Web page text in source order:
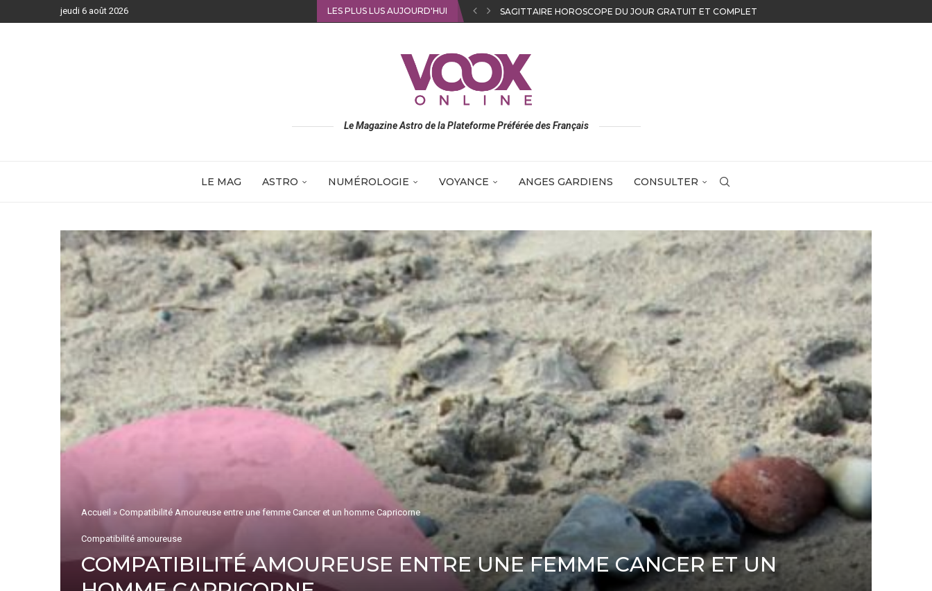
jeudi 6 août 2026 LES PLUS LUS AUJOURD'HUI VIERGE HOROSCOPE DE JOUR GRATUIT ET COMPLET
Le Magazine Astro de la Plateforme Préférée des Français
LE MAG ASTRO NUMÉROLOGIE VOYANCE ANGES GARDIENS CONSULTER
Accueil » Compatibilité Amoureuse entre une femme Cancer et un homme Capricorne
Compatibilité amoureuse
COMPATIBILITÉ AMOUREUSE ENTRE UNE FEMME CANCER ET UN